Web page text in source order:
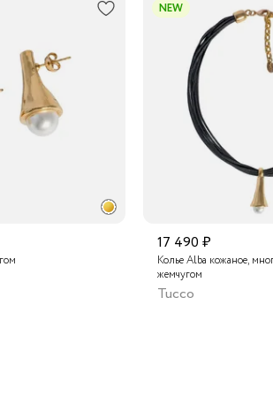
обеспечивая идеальную посадку
доставки
NEW
17 490 ₽
Колье Alba кожаное,
жемчугом
Tucco